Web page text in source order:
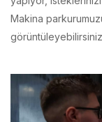
görüntüleyebilirsiniz.